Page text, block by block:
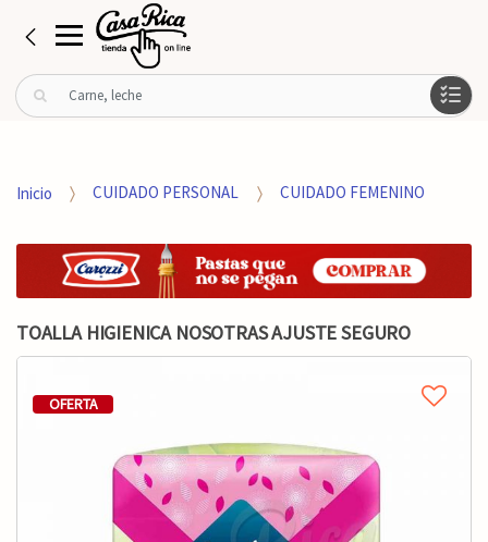
B
u
r
o
Inicio CUIDADO PERSONAL CUIDADO FEMENINO
TOALLA HIGIENICA NOSOTRAS AJUSTE SEGURO
OFERTA